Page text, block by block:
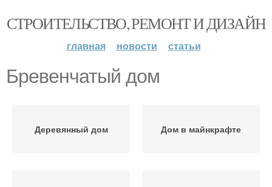
СТРОИТЕЛЬСТВО, РЕМОНТ И ДИЗАЙН
главная новости статьи
Бревенчатый дом
Деревянный дом Дом в майнкрафте